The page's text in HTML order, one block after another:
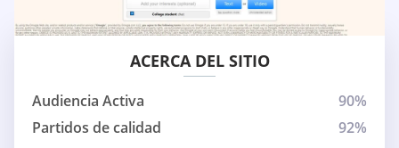
ACERCA DEL SITIO
Audiencia Activa
90%
Partidos de calidad
92%